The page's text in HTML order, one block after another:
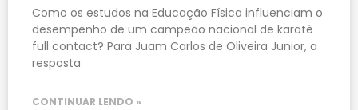
Como os estudos na Educação Física influenciam o
desempenho de um campeão nacional de karatê
full contact? Para Juam Carlos de Oliveira Junior, a
resposta
CONTINUAR LENDO »